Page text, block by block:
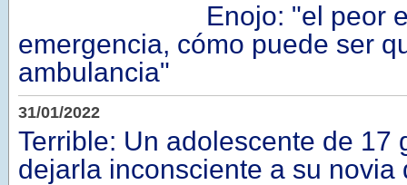
Enojo: "el peor
emergencia, cómo puede ser
ambulancia"
31/01/2022
Terrible: Un adolescente de 17
dejarla inconsciente a su novia